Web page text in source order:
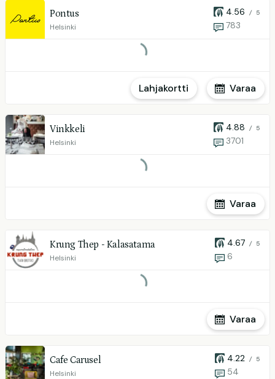
Pontus
Helsinki
4.56 / 5
783
Varaa
Lahjakortti
Vinkkeli
Helsinki
4.88 / 5
3701
Varaa
Krung Thep - Kalasatama
Helsinki
4.67 / 5
6
Varaa
Cafe Carusel
Helsinki
4.22 / 5
54